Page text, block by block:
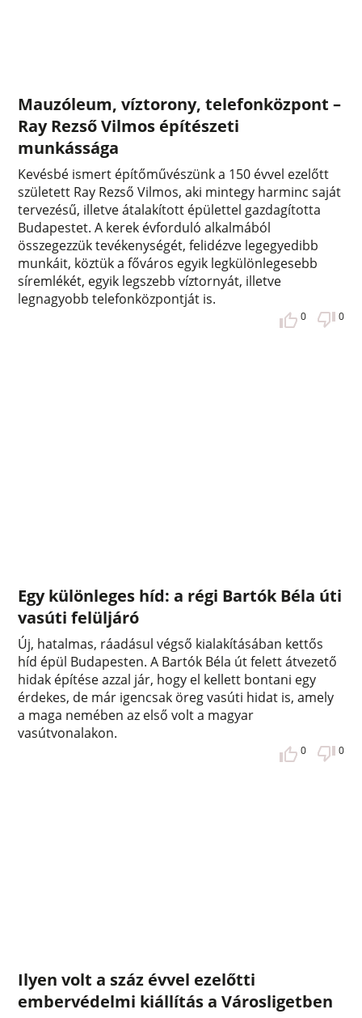
Mauzóleum, víztorony, telefonközpont –
Ray Rezső Vilmos építészeti
munkássága
Kevésbé ismert építőművészünk a 150 évvel ezelőtt
született Ray Rezső Vilmos, aki mintegy harminc saját
tervezésű, illetve átalakított épülettel gazdagította
Budapestet. A kerek évforduló alkalmából
összegezzük tevékenységét, felidézve legegyedibb
munkáit, köztük a főváros egyik legkülönlegesebb
síremlékét, egyik legszebb víztornyát, illetve
legnagyobb telefonközpontját is.
0 0
Egy különleges híd: a régi Bartók Béla úti
vasúti felüljáró
Új, hatalmas, ráadásul végső kialakításában kettős
híd épül Budapesten. A Bartók Béla út felett átvezető
hidak építése azzal jár, hogy el kellett bontani egy
érdekes, de már igencsak öreg vasúti hidat is, amely
a maga nemében az első volt a magyar
vasútvonalakon.
0 0
Ilyen volt a száz évvel ezelőtti
embervédelmi kiállítás a Városligetben